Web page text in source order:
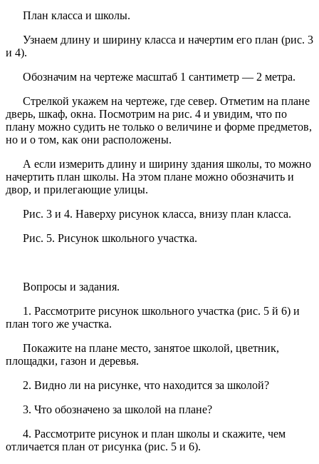
План класса и школы.
Узнаем длину и ширину класса и начертим его план (рис. 3
и 4).
Обозначим на чертеже масштаб 1 сантиметр — 2 метра.
Стрелкой укажем на чертеже, где север. Отметим на плане
дверь, шкаф, окна. Посмотрим на рис. 4 и увидим, что по
плану можно судить не только о величине и форме предметов,
но и о том, как они расположены.
А если измерить длину и ширину здания школы, то можно
начертить план школы. На этом плане можно обозначить и
двор, и прилегающие улицы.
Рис. 3 и 4. Наверху рисунок класса, внизу план класса.
Рис. 5. Рисунок школьного участка.
Вопросы и задания.
1. Рассмотрите рисунок школьного участка (рис. 5 й 6) и
план того же участка.
Покажите на плане место, занятое школой, цветник,
площадки, газон и деревья.
2. Видно ли на рисунке, что находится за школой?
3. Что обозначено за школой на плане?
4. Рассмотрите рисунок и план школы и скажите, чем
отличается план от рисунка (рис. 5 и 6).